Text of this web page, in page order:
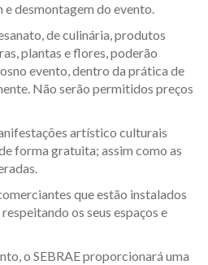
desmontagem do evento.
de culinária, produtos
plantas e flores, poderão
evento, dentro da prática de
Não serão permitidos preços
artístico culturais
forma gratuita; assim como as
que estão instalados
os seus espaços e
o SEBRAE proporcionará uma